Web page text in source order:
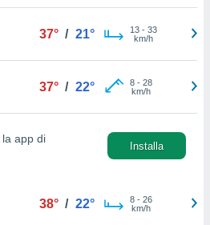
37° / 21° 13- 33
km/h
37° / 22° 8- 28
km/h
la app di
Installa
38° / 22° 8- 26
km/h